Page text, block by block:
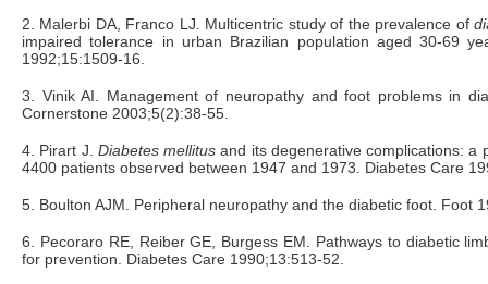
2. Malerbi DA, Franco LJ. Multicentric study of the prevalence of
impaired tolerance in urban Brazilian population aged 30-69
1992;15:1509-16.
3. Vinik AI. Management of neuropathy and foot problems in
Cornerstone 2003;5(2):38-55.
4. Pirart J. Diabetes mellitus and its degenerative complications: a
4400 patients observed between 1947 and 1973. Diabetes Care
5. Boulton AJM. Peripheral neuropathy and the diabetic foot. Foot
6. Pecoraro RE, Reiber GE, Burgess EM. Pathways to diabetic
for prevention. Diabetes Care 1990;13:513-52.